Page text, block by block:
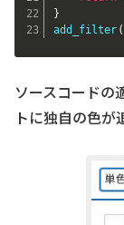
}
add_filter (
ソースコードの
トに独自の色が